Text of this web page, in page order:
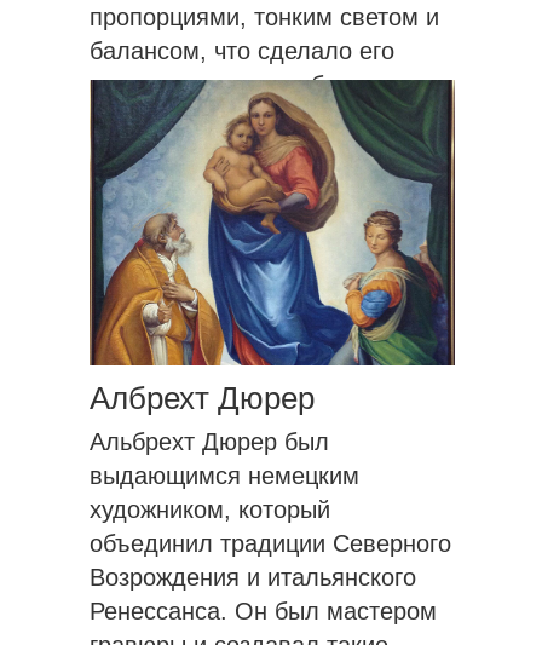
пропорциями, тонким светом и
балансом, что сделало его
одним из самых любимых
художников своего времени.
Албрехт Дюрер
Альбрехт Дюрер был
выдающимся немецким
художником, который
объединил традиции Северного
Возрождения и итальянского
Ренессанса. Он был мастером